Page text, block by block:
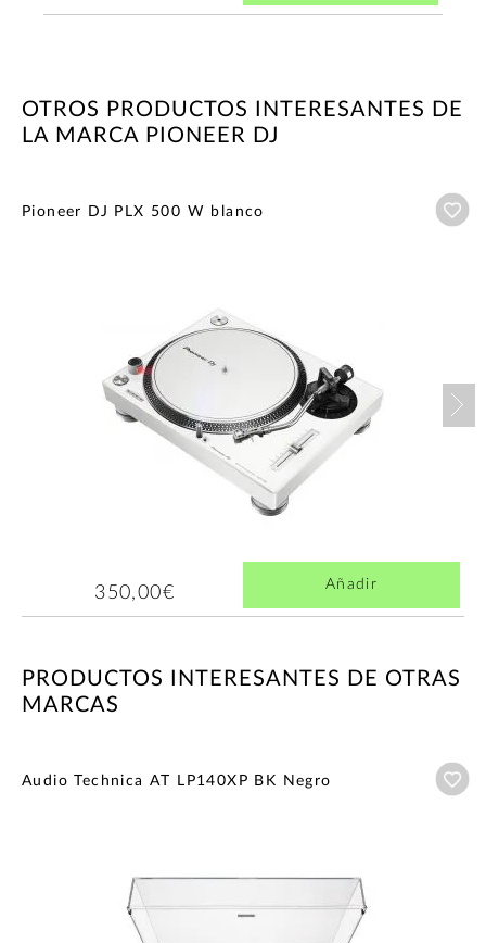
OTROS PRODUCTOS INTERESANTES DE
LA MARCA PIONEER DJ
Pioneer DJ PLX 500 W blanco
350,00€ Añadir
PRODUCTOS INTERESANTES DE OTRAS
MARCAS
Audio Technica AT LP140XP BK Negro